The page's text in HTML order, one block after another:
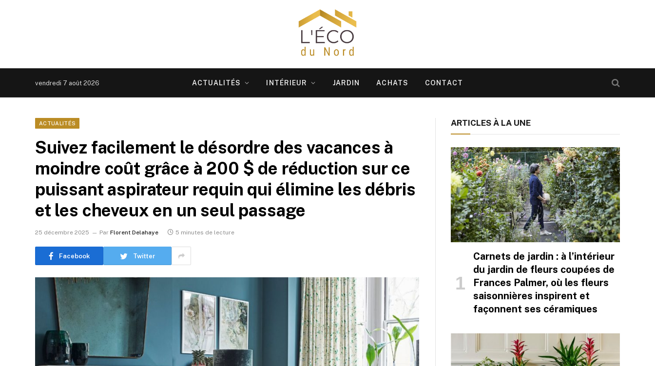
vendredi 7 août 2026 ACTUALITÉS INTÉRIEUR JARDIN ACHATS CONTACT
ACTUALITÉS
Suivez facilement le désordre des vacances à
moindre coût grâce à 200 $ de réduction sur ce
puissant aspirateur requin qui élimine les débris
et les cheveux en un seul passage
25 décembre 2025 Par Florent Delahaye 5 minutes de lecture
Facebook Twitter
ARTICLES À LA UNE
Carnets de jardin : à l’intérieur
du jardin de fleurs coupées de
Frances Palmer, où les fleurs
saisonnières inspirent et
façonnent ses céramiques